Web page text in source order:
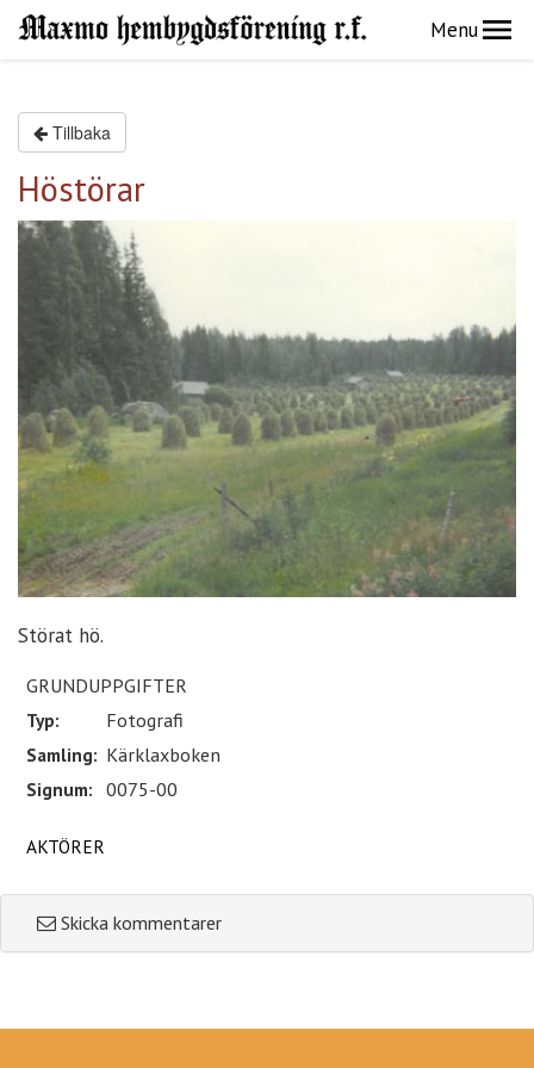
Menu
Tillbaka
Höstörar
Störat hö.
GRUNDUPPGIFTER
Typ:
Fotografi
Samling: Kärklaxboken
Signum: 0075-00
AKTÖRER
Skicka kommentarer